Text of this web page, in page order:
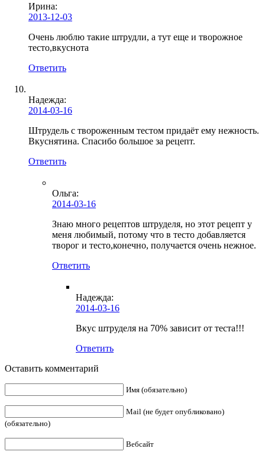
Ирина:
2013-12-03
Очень люблю такие штрудли, а тут еще и творожное
тесто,вкуснота
Ответить
Надежда:
2014-03-16
Штрудель с твороженным тестом придаёт ему нежность.
Вкуснятина. Спасибо большое за рецепт.
Ответить
Ольга:
2014-03-16
Знаю много рецептов штруделя, но этот рецепт у
меня любимый, потому что в тесто добавляется
творог и тесто,конечно, получается очень нежное.
Ответить
Надежда:
2014-03-16
Вкус штруделя на 70% зависит от теста!!!
Ответить
Оставить комментарий
Имя (обязательно)
Mail (не будет опубликовано)
(обязательно)
Вебсайт